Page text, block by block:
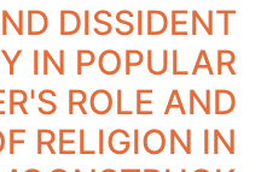
DISSIDENT
IN POPULAR
ROLE AND
RELIGION IN